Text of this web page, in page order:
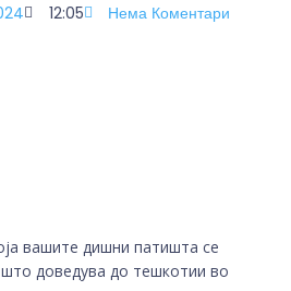
12:05 Нема Коментари
вашите дишни патишта се
доведува до тешкотии во